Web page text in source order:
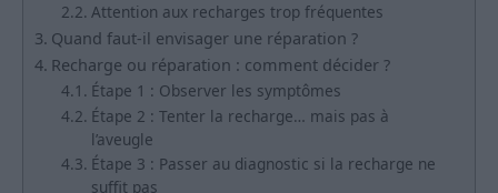
Attention aux recharges trop fréquentes
Quand faut-il envisager une réparation ?
Recharge ou réparation : comment décider ?
Étape 1 : Observer les symptômes
Étape 2 : Tenter la recharge… mais pas à
l’aveugle
Étape 3 : Passer au diagnostic si la recharge ne
suffit pas